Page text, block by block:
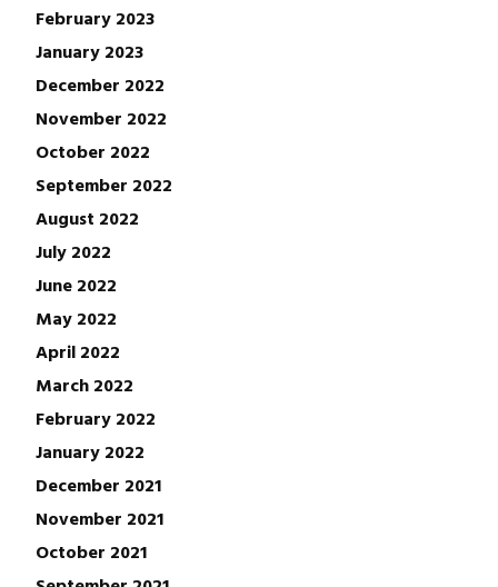
February 2023
January 2023
December 2022
November 2022
October 2022
September 2022
August 2022
July 2022
June 2022
May 2022
April 2022
March 2022
February 2022
January 2022
December 2021
November 2021
October 2021